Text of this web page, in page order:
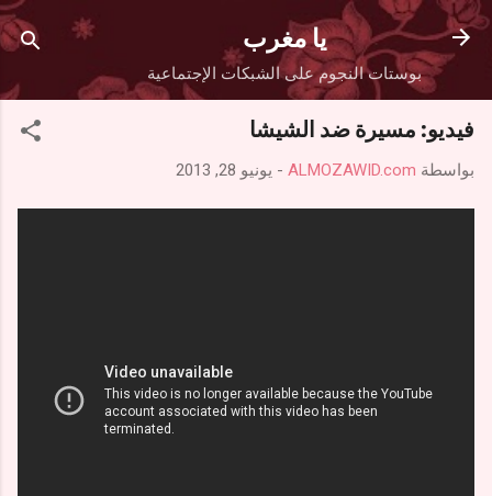
التخطي إلى المحتوى الرئيسي
يا مغرب
بوستات النجوم على الشبكات الإجتماعية
فيديو: مسيرة ضد الشيشا
بواسطة ALMOZAWID.com
- يونيو 28, 2013